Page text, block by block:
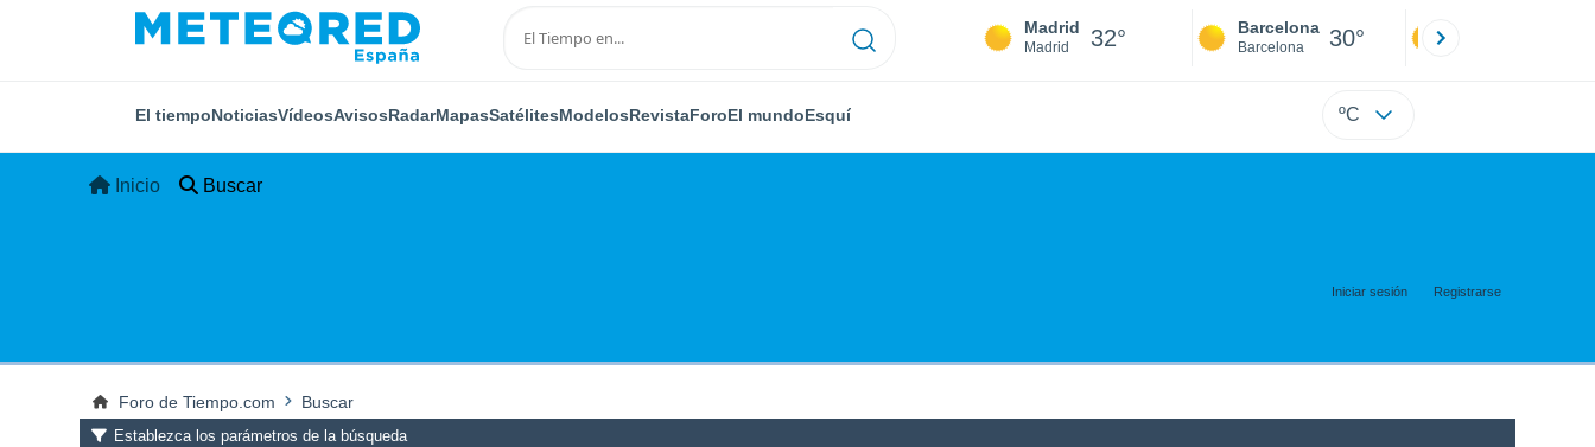
Madrid
Madrid 32° Barcelona
Barcelona 30°
El tiempoNoticiasVídeosAvisosRadarMapasSatélitesModelosRevistaForoEl mundoEsquí ºC
Inicio Buscar
Iniciar sesión Registrarse
Foro de Tiempo.com Buscar
Establezca los parámetros de la búsqueda